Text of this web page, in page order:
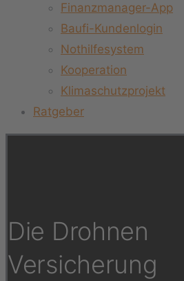
Finanzmanager-App
Baufi-Kundenlogin
Nothilfesystem
Kooperation
Klimaschutzprojekt
Ratgeber
Die Drohnen
Versicherung